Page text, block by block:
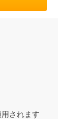
されます